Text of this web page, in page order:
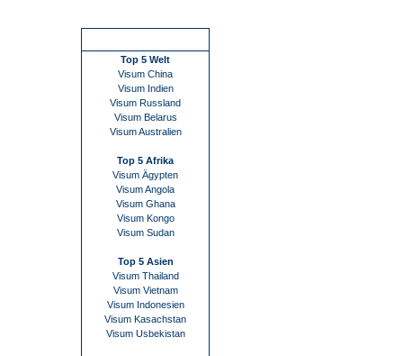
Top 5 Welt
Visum China
Visum Indien
Visum Russland
Visum Belarus
Visum Australien
Top 5 Afrika
Visum Ägypten
Visum Angola
Visum Ghana
Visum Kongo
Visum Sudan
Top 5 Asien
Visum Thailand
Visum Vietnam
Visum Indonesien
Visum Kasachstan
Visum Usbekistan